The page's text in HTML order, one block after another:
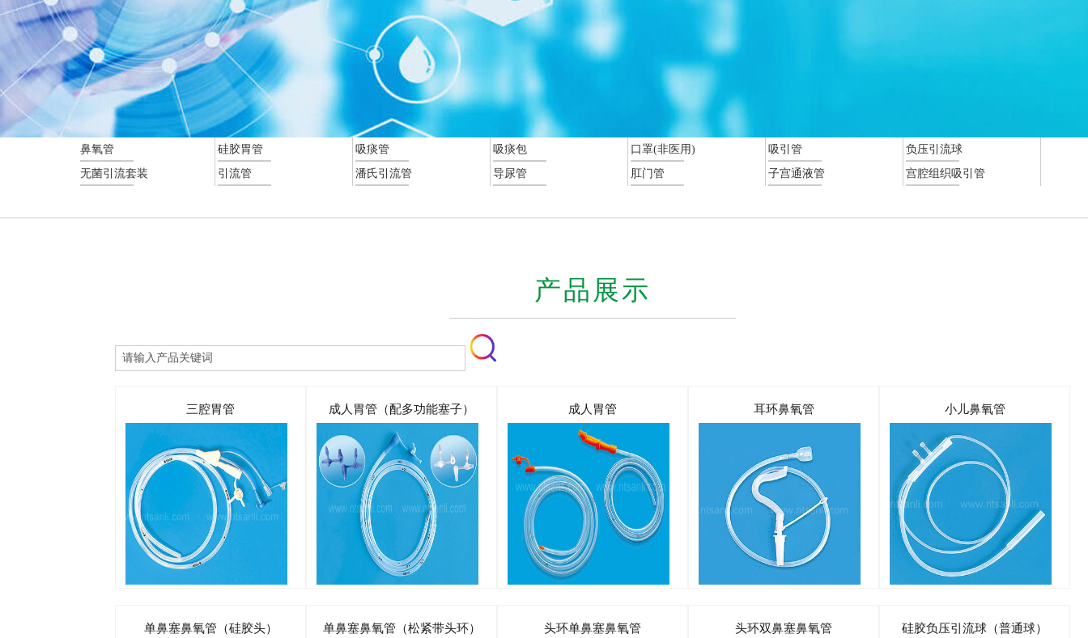
鼻氧管 硅胶胃管 吸痰管 吸痰包 口罩(非医用) 吸引管
负压引流球
无菌引流套装
引流管 潘氏引流管 导尿管 肛门管 子宫通液管 宫腔组织吸引管
产品展示
三腔胃管 成人胃管（配多功能塞子） 成人胃管 耳环鼻氧管 小儿鼻氧管
单鼻塞鼻氧管（硅胶头） 单鼻塞鼻氧管（松紧带头环） 头环单鼻塞鼻氧管 头环双鼻塞鼻氧管 硅胶负压引流球（普通球）